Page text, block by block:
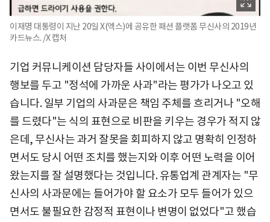
이재명 대통령이 지난 20일 X(엑스)에 공유한 패션 플랫폼 무신사의 2019년
카드뉴스. /X 캡처
기업 커뮤니케이션 담당자들 사이에서는 이번 무신사의
행보를 두고 "정석에 가까운 사과"라는 평가가 나오고 있
습니다. 일부 기업의 사과문은 책임 주체를 흐리거나 "오해
를 드렸다"는 식의 표현으로 비판을 키우는 경우가 적지 않
은데, 무신사는 과거 잘못을 회피하지 않고 명확히 인정하
면서도 당시 어떤 조치를 했는지와 이후 어떤 노력을 이어
왔는지를 잘 설명했다는 것입니다. 유통업계 관계자는 "무
신사의 사과문에는 들어가야 할 요소가 모두 들어가 있으
면서도 불필요한 감정적 표현이나 변명이 없었다"고 했습